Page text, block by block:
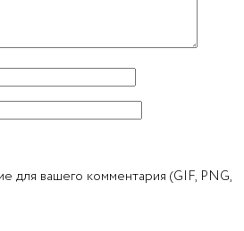
для вашего комментария (GIF, PNG,